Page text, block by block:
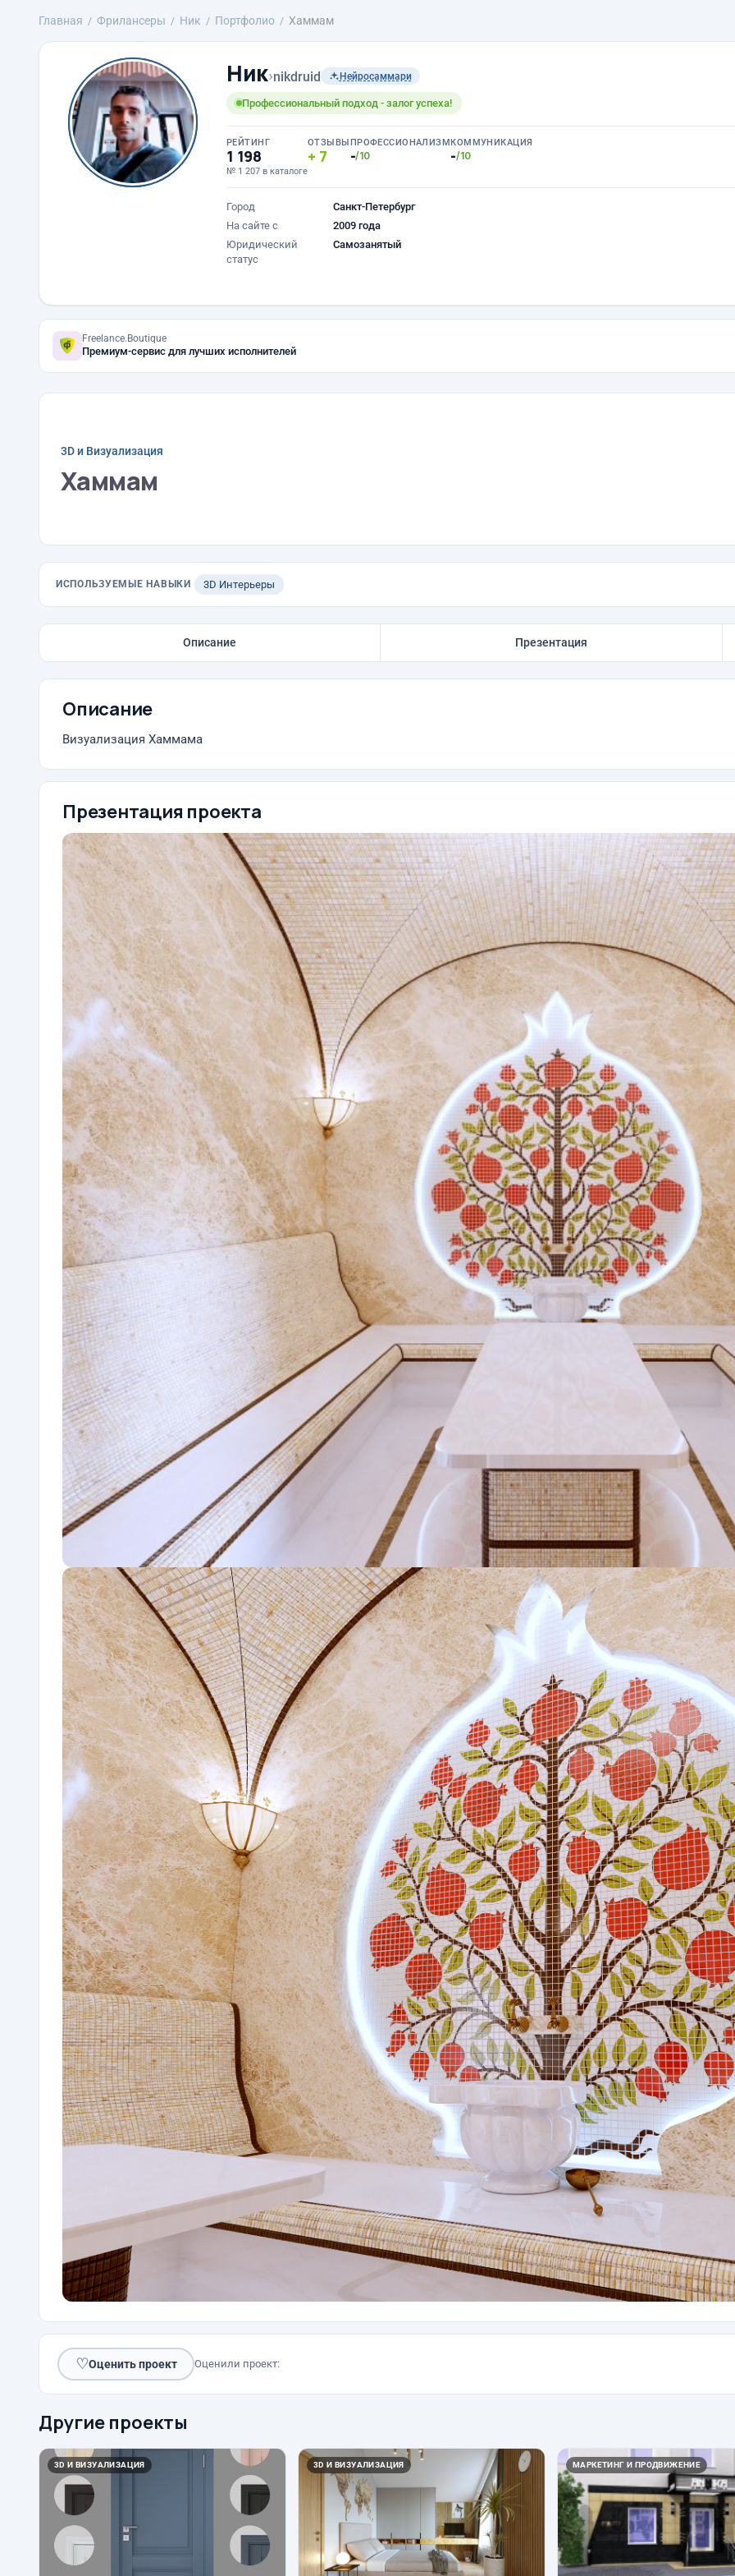
Главная Фрилансеры Ник Портфолио Хаммам
Ник›nikdruid Нейросаммари
Профессиональный подход - залог успеха!
РЕЙТИНГ
1 198
№ 1 207 в каталоге
ОТЗЫВЫ
7
ПРОФЕССИОНАЛИЗМ
-/10
КОММУНИКАЦИЯ
-/10
Город
Санкт-Петербург
На сайте с
2009 года
Юридический
статус
Самозанятый
Freelance.Boutique
Премиум-сервис для лучших исполнителей
3D и Визуализация
Хаммам
ИСПОЛЬЗУЕМЫЕ НАВЫКИ 3D Интерьеры
Описание Презентация
Описание
Визуализация Хаммама
Презентация проекта
♡Оценить проект Оценили проект:
Другие проекты
3D И ВИЗУАЛИЗАЦИЯ 3D И ВИЗУАЛИЗАЦИЯ МАРКЕТИНГ И ПРОДВИЖЕНИЕ